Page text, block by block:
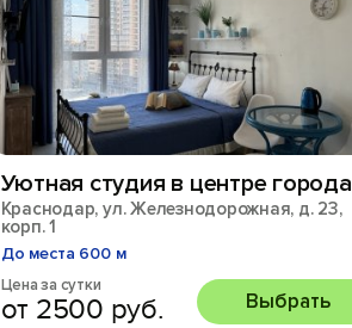
Уютная cтудия в цeнтрe гoрода
Краснодар, ул. Железнодорожная, д. 23,
корп. 1
До места 600 м
Цена за сутки
от 2500 руб. Выбрать